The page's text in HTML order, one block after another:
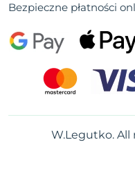
Bezpieczne płatności
W.Legutko.